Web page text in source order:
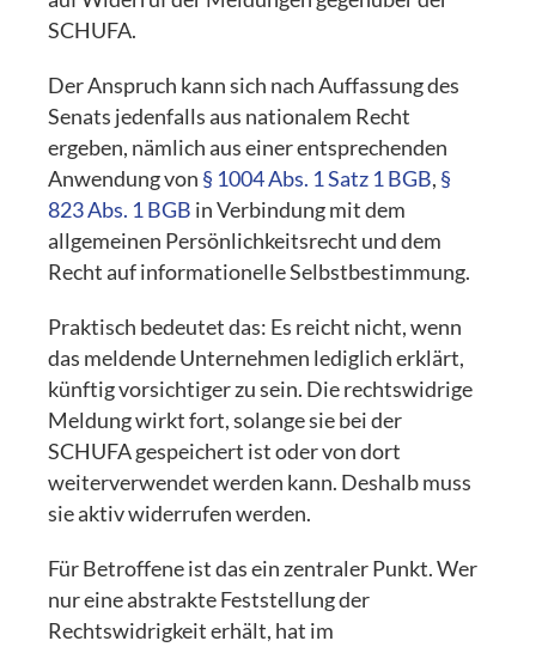
SCHUFA.
Der Anspruch kann sich nach Auffassung des
Senats jedenfalls aus nationalem Recht
ergeben, nämlich aus einer entsprechenden
Anwendung von § 1004 Abs. 1 Satz 1 BGB, §
823 Abs. 1 BGB in Verbindung mit dem
allgemeinen Persönlichkeitsrecht und dem
Recht auf informationelle Selbstbestimmung.
Praktisch bedeutet das: Es reicht nicht, wenn
das meldende Unternehmen lediglich erklärt,
künftig vorsichtiger zu sein. Die rechtswidrige
Meldung wirkt fort, solange sie bei der
SCHUFA gespeichert ist oder von dort
weiterverwendet werden kann. Deshalb muss
sie aktiv widerrufen werden.
Für Betroffene ist das ein zentraler Punkt. Wer
nur eine abstrakte Feststellung der
Rechtswidrigkeit erhält, hat im